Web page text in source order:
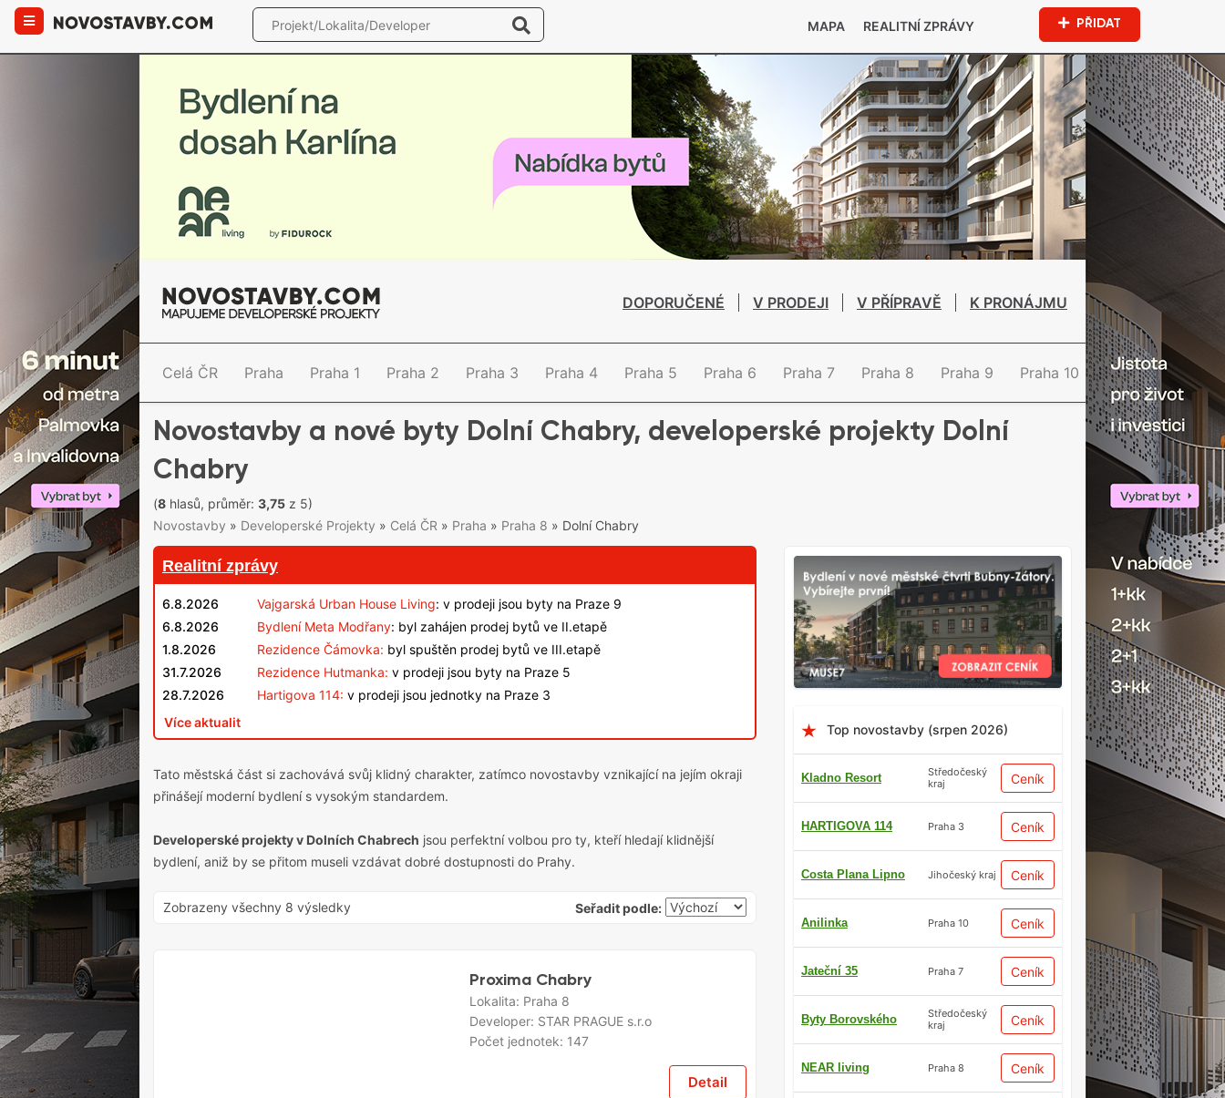
MAPA REALITNÍ ZPRÁVY PŘIDAT
DOPORUČENÉ V PRODEJI V PŘÍPRAVĚ K PRONÁJMU
Celá ČR Praha Praha 1 Praha 2 Praha 3 Praha 4 Praha 5 Praha 6 Praha 7 Praha 8 Praha 9 Praha 10
Novostavby a nové byty Dolní Chabry, developerské projekty Dolní
Chabry
(8 hlasů, průměr: 3,75 z 5)
Novostavby » Developerské Projekty » Celá ČR » Praha » Praha 8 » Dolní Chabry
Top novostavby (srpen 2026)
Kladno Resort
Středočeský
kraj
Ceník
HARTIGOVA 114 Praha 3 Ceník
Costa Plana Lipno Jihočeský kraj Ceník
Anilinka Praha 10 Ceník
Jateční 35 Praha 7 Ceník
Byty Borovského
Středočeský
kraj
Ceník
NEAR living Praha 8 Ceník
Realitní zprávy
6.8.2026 Vajgarská Urban House Living: v prodeji jsou byty na Praze 9
6.8.2026
Bydlení Meta Modřany: byl zahájen prodej bytů ve II.etapě
1.8.2026
Rezidence Čámovka: byl spuštěn prodej bytů ve III.etapě
31.7.2026
Rezidence Hutmanka: v prodeji jsou byty na Praze 5
28.7.2026
Hartigova 114: v prodeji jsou jednotky na Praze 3
Více aktualit
Tato městská část si zachovává svůj klidný charakter, zatímco novostavby vznikající na jejím okraji
přinášejí moderní bydlení s vysokým standardem.
Developerské projekty v Dolních Chabrech jsou perfektní volbou pro ty, kteří hledají klidnější
bydlení, aniž by se přitom museli vzdávat dobré dostupnosti do Prahy.
Zobrazeny všechny 8 výsledky Seřadit podle:
Proxima Chabry
Lokalita: Praha 8
Developer: STAR PRAGUE s.r.o
Počet jednotek: 147
Detail